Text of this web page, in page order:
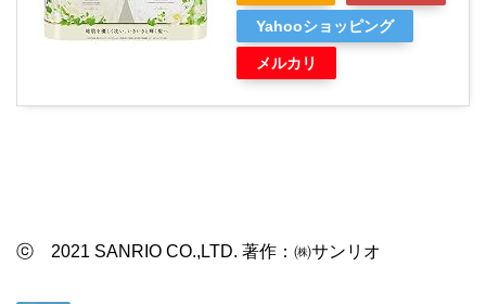
Yahooショッピング
メルカリ
ⓒ 2021 SANRIO CO.,LTD. 著作：㈱サンリオ